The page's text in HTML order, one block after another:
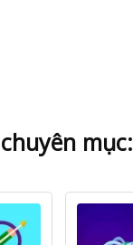
mục: